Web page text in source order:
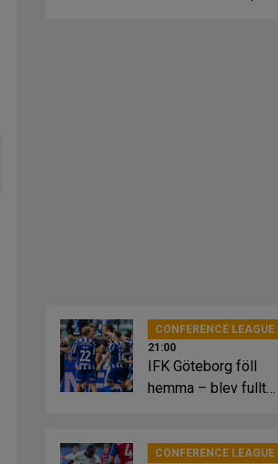
CONFERENCE LEAGUE
21:00
IFK Göteborg föll
hemma – blev fullt
CONFERENCE LEAGUE